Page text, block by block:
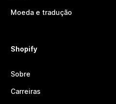
Moeda e tradução
Shopify
Sobre
Carreiras